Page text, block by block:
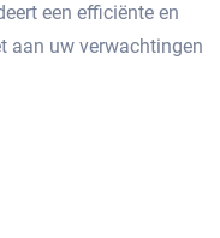
een efficiënte en
aan uw verwachtingen